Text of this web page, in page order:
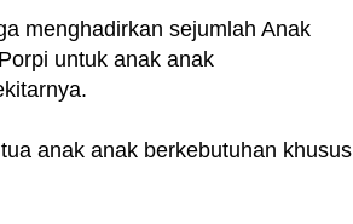
menghadirkan sejumlah Anak
untuk anak anak
anak anak berkebutuhan khusus